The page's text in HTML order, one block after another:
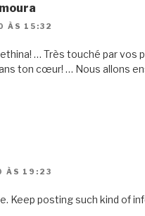
ÀS 15:32
… Très touché par vos
ton cœur! … Nous allons
ÀS 19:23
Keep posting such kind of